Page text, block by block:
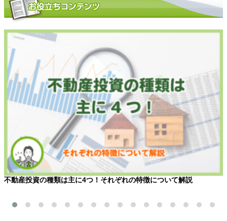
不動産投資の種類は主に4つ！それぞれの特徴について解説